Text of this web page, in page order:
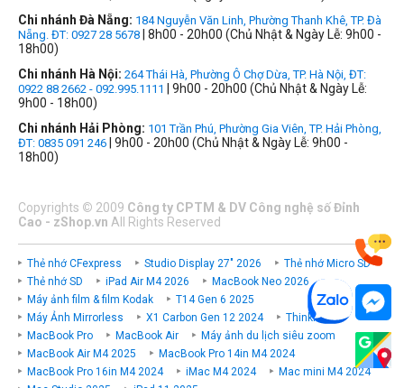
Chi nhánh Đà Nẵng: 184 Nguyễn Văn Linh, Phường Thanh Khê, TP. Đà
Nẵng. ĐT: 0927 28 5678 | 8h00 - 20h00 (Chủ Nhật & Ngày Lễ: 9h00 -
18h00)
Chi nhánh Hà Nội: 264 Thái Hà, Phường Ô Chợ Dừa, TP. Hà Nội, ĐT:
0922 88 2662 - 092.995.1111
| 9h00 - 20h00 (Chủ Nhật & Ngày Lễ:
9h00 - 18h00)
Chi nhánh Hải Phòng: 101 Trần Phú, Phường Gia Viên, TP. Hải Phòng,
ĐT: 0835 091 246 | 9h00 - 20h00 (Chủ Nhật & Ngày Lễ: 9h00 -
18h00)
Copyrights © 2009 Công ty CPTM & DV Công nghệ số Đỉnh
Cao - zShop.vn All Rights Reserved
Thẻ nhớ CFexpress Studio Display 27" 2026
Thẻ nhớ Micro SD
Thẻ nhớ SD
iPad Air M4 2026
MacBook Neo 2026
Máy ảnh film & film Kodak
T14 Gen 6 2025
Máy Ảnh Mirrorless
X1 Carbon Gen 12 2024
ThinkPad P
MacBook Pro
MacBook Air
Máy ảnh du lịch siêu zoom
MacBook Air M4 2025
MacBook Pro 14in M4 2024
MacBook Pro 16in M4 2024
iMac M4 2024
Mac mini M4 2024